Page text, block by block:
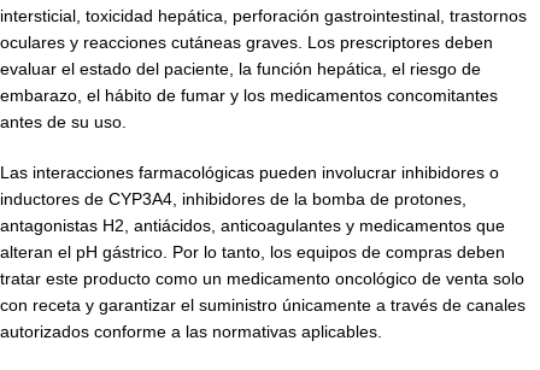
intersticial, toxicidad hepática, perforación gastrointestinal, trastornos
oculares y reacciones cutáneas graves. Los prescriptores deben
evaluar el estado del paciente, la función hepática, el riesgo de
embarazo, el hábito de fumar y los medicamentos concomitantes
antes de su uso.
Las interacciones farmacológicas pueden involucrar inhibidores o
inductores de CYP3A4, inhibidores de la bomba de protones,
antagonistas H2, antiácidos, anticoagulantes y medicamentos que
alteran el pH gástrico. Por lo tanto, los equipos de compras deben
tratar este producto como un medicamento oncológico de venta solo
con receta y garantizar el suministro únicamente a través de canales
autorizados conforme a las normativas aplicables.